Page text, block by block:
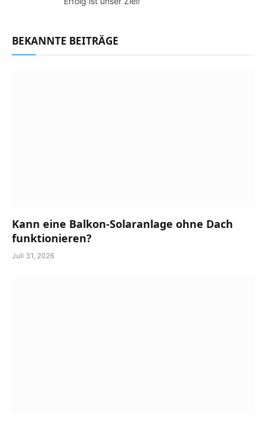
BEKANNTE BEITRÄGE
Kann eine Balkon-Solaranlage ohne Dach
funktionieren?
Juli 31, 2026